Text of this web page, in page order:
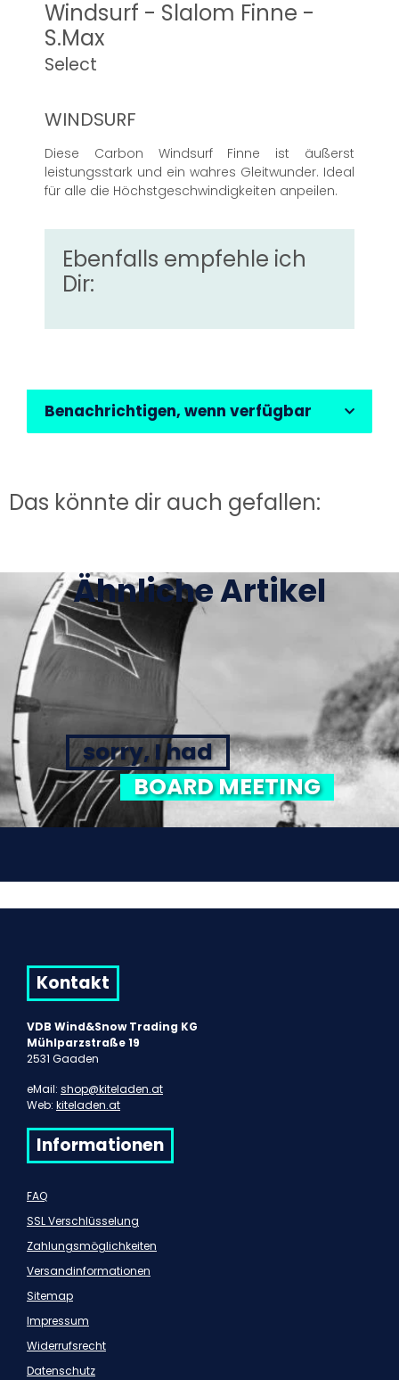
Windsurf - Slalom Finne -
S.Max
Select
WINDSURF
Diese Carbon Windsurf Finne ist äußerst
leistungsstark und ein wahres Gleitwunder. Ideal
für alle die Höchstgeschwindigkeiten anpeilen.
Ebenfalls empfehle ich
Dir:
Benachrichtigen, wenn verfügbar
Das könnte dir auch gefallen:
Ähnliche Artikel
sorry, I had
BOARD MEETING
Kontakt
VDB Wind&Snow Trading KG
Mühlparzstraße 19
2531 Gaaden
eMail: shop@kiteladen.at
Web: kiteladen.at
Informationen
FAQ
SSL Verschlüsselung
Zahlungsmöglichkeiten
Versandinformationen
Sitemap
Impressum
Widerrufsrecht
Datenschutz